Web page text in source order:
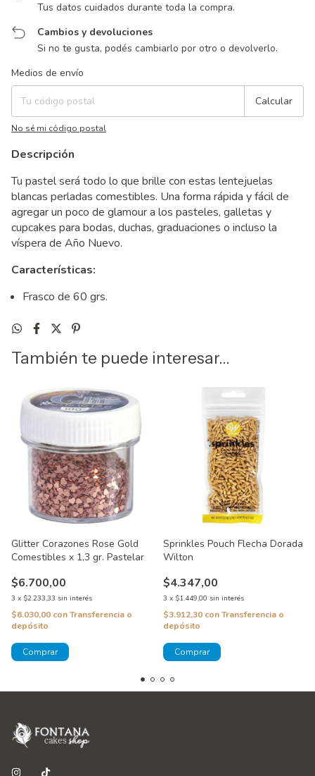
Tus datos cuidados durante toda la compra.
Cambios y devoluciones
Si no te gusta, podés cambiarlo por otro o devolverlo.
Entregas para el CP:
Medios de envío
Calcular
No sé mi código postal
Descripción
Tu pastel será todo lo que brille con estas lentejuelas
blancas perladas comestibles. Una forma rápida y fácil de
agregar un poco de glamour a los pasteles, galletas y
cupcakes para bodas, duchas, graduaciones o incluso la
víspera de Año Nuevo.
Características:
Frasco de 60 grs.
También te puede interesar...
Glitter Corazones Rose Gold
Comestibles x 1,3 gr. Pastelar
$6.700,00
3 x $2.233,33 sin interés
$6.030,00 conTransferencia o
depósito
Sprinkles Pouch Flecha Dorada
Wilton
$4.347,00
3 x $1.449,00 sin interés
$3.912,30 conTransferencia o
depósito